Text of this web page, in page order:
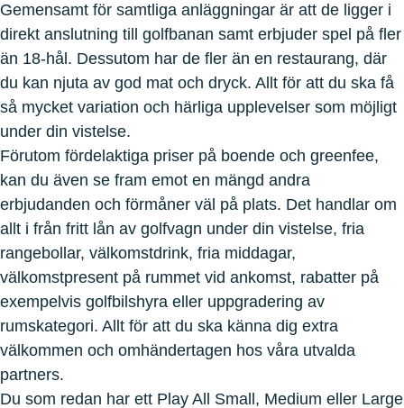
Gemensamt för samtliga anläggningar är att de ligger i
direkt anslutning till golfbanan samt erbjuder spel på fler
än 18-hål. Dessutom har de fler än en restaurang, där
du kan njuta av god mat och dryck. Allt för att du ska få
så mycket variation och härliga upplevelser som möjligt
under din vistelse.
Förutom fördelaktiga priser på boende och greenfee,
kan du även se fram emot en mängd andra
erbjudanden och förmåner väl på plats. Det handlar om
allt i från fritt lån av golfvagn under din vistelse, fria
rangebollar, välkomstdrink, fria middagar,
välkomstpresent på rummet vid ankomst, rabatter på
exempelvis golfbilshyra eller uppgradering av
rumskategori. Allt för att du ska känna dig extra
välkommen och omhändertagen hos våra utvalda
partners.
Du som redan har ett Play All Small, Medium eller Large